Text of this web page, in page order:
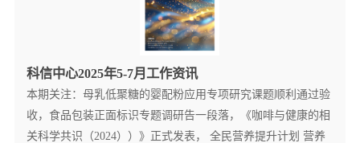
科信中心2025年5-7月工作资讯
本期关注：母乳低聚糖的婴配粉应用专项研究课题顺利通过验
收，食品包装正面标识专题调研告一段落，《咖啡与健康的相
关科学共识（2024））》正式发表， 全民营养提升计划 营养